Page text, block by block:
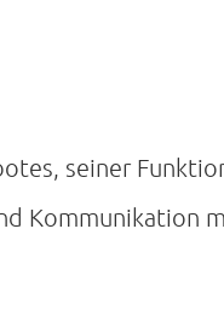
seiner
Kommunikation